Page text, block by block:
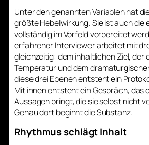
Unter den genannten Variablen hat
größte Hebelwirkung. Sie ist auch die
vollständig im Vorfeld vorbereitet
erfahrener Interviewer arbeitet mit
gleichzeitig: dem inhaltlichen Ziel, der
Temperatur und dem
diese drei Ebenen entsteht ein
Mit ihnen entsteht ein Gespräch, das
Aussagen bringt, die sie selbst nicht
Genau dort beginnt die Substanz.
Rhythmus schlägt Inhalt